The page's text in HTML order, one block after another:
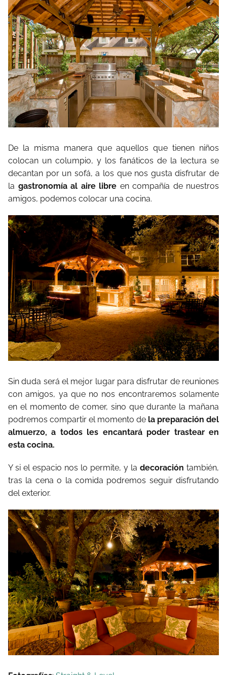
De la misma manera que aquellos que tienen niños
colocan un columpio, y los fanáticos de la lectura se
decantan por un sofá, a los que nos gusta disfrutar de
la gastronomía al aire libre en compañía de nuestros
amigos, podemos colocar una cocina.
Sin duda será el mejor lugar para disfrutar de reuniones
con amigos, ya que no nos encontraremos solamente
en el momento de comer, sino que durante la mañana
podremos compartir el momento de la preparación del
almuerzo, a todos les encantará poder trastear en
esta cocina.
Y si el espacio nos lo permite, y la decoración también,
tras la cena o la comida podremos seguir disfrutando
del exterior.